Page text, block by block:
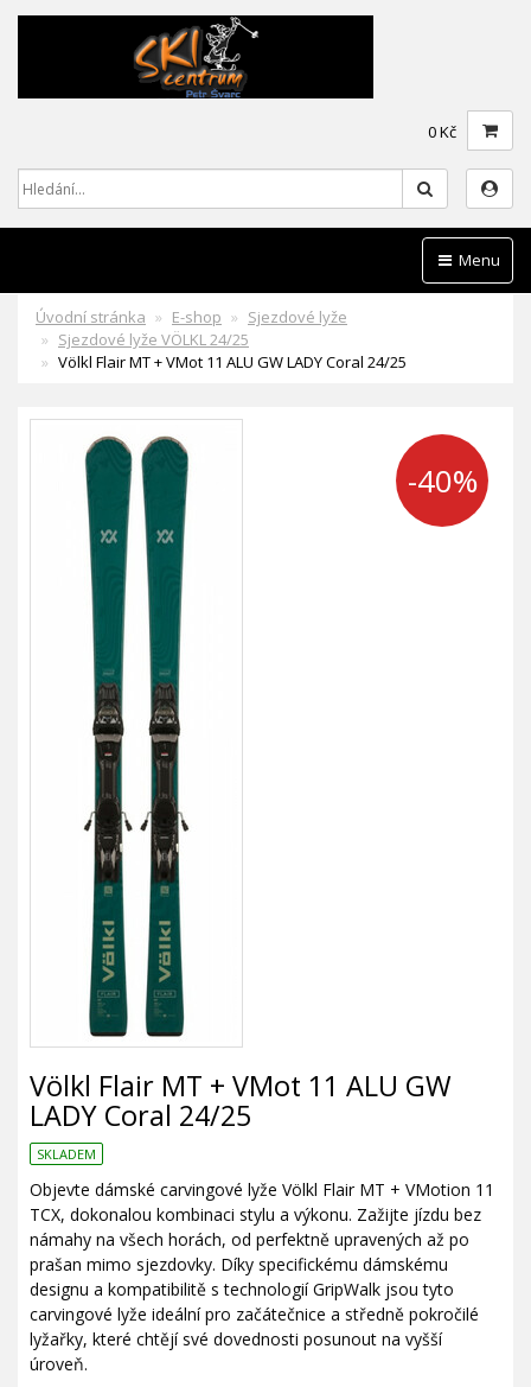
0 Kč
Menu
Úvodní stránka E-shop
Sjezdové lyže
Sjezdové lyže VÖLKL 24/25
Völkl Flair MT + VMot 11 ALU GW LADY Coral 24/25
-40%
Völkl Flair MT + VMot 11 ALU GW
LADY Coral 24/25
SKLADEM
Objevte dámské carvingové lyže Völkl Flair MT + VMotion 11
TCX, dokonalou kombinaci stylu a výkonu. Zažijte jízdu bez
námahy na všech horách, od perfektně upravených až po
prašan mimo sjezdovky. Díky specifickému dámskému
designu a kompatibilitě s technologií GripWalk jsou tyto
carvingové lyže ideální pro začátečnice a středně pokročilé
lyžařky, které chtějí své dovednosti posunout na vyšší
úroveň.